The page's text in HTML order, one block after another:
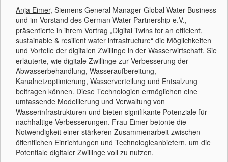
Anja Eimer, Siemens General Manager Global Water Business
und im Vorstand des German Water Partnership e.V.,
präsentierte in ihrem Vortrag „Digital Twins for an efficient,
sustainable & resilient water infrastructure“ die Möglichkeiten
und Vorteile der digitalen Zwillinge in der Wasserwirtschaft. Sie
erläuterte, wie digitale Zwillinge zur Verbesserung der
Abwasserbehandlung, Wasseraufbereitung,
Kanalnetzoptimierung, Wasserverteilung und Entsalzung
beitragen können. Diese Technologien ermöglichen eine
umfassende Modellierung und Verwaltung von
Wasserinfrastrukturen und bieten signifikante Potenziale für
nachhaltige Verbesserungen. Frau Eimer betonte die
Notwendigkeit einer stärkeren Zusammenarbeit zwischen
öffentlichen Einrichtungen und Technologieanbietern, um die
Potentiale digitaler Zwillinge voll zu nutzen.